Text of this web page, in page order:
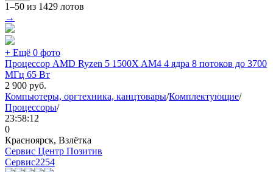
1–50 из 1429 лотов
→
+ Ещё 0 фото
Процессор AMD Ryzen 5 1500X AM4 4 ядра 8 потоков до 3700
МГц 65 Вт
2 900 руб.
Компьютеры, оргтехника, канцтовары/Комплектующие/
Процессоры/
23:58:12
0
Красноярск, Взлётка
Сервис Центр Позитив
Сервис2254